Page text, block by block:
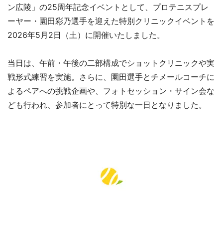
ン広陵」の25周年記念イベントとして、プロテニスプレ
ーヤー・園田彩乃選手を迎えた特別クリニックイベントを
2026年5月2日（土）に開催いたしました。
当日は、午前・午後の二部構成でショットクリニックや実
戦形式練習を実施。さらに、園田選手とチメールコーチに
よるペアへの挑戦企画や、フォトセッション・サイン会な
ども行われ、参加者にとって特別な一日となりました。